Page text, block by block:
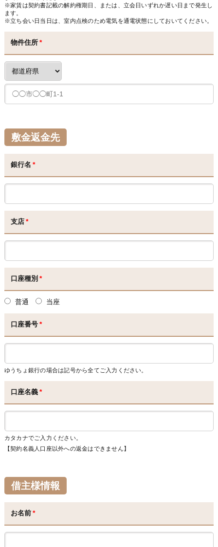
※家賃は契約書記載の解約権期日、または、立会日いずれか遅い日まで発生し
ます。
※立ち会い日当日は、室内点検のため電気を通電状態にしておいてください。
物件住所 *
敷金返金先
銀行名 *
支店 *
口座種別 *
普通 当座
口座番号 *
ゆうちょ銀行の場合は記号から全てご入力ください。
口座名義 *
カタカナでご入力ください。
【契約名義人口座以外への返金はできません】
借主様情報
お名前 *